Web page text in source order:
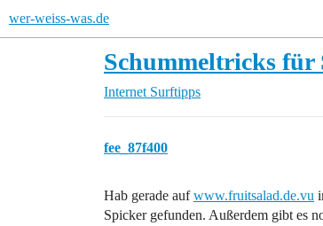
wer-weiss-was.de
Schummeltricks für
Internet Surftipps
fee_87f400
Hab gerade aufwww.fruitsalad.de.vu
Spicker gefunden. Außerdem gibt es